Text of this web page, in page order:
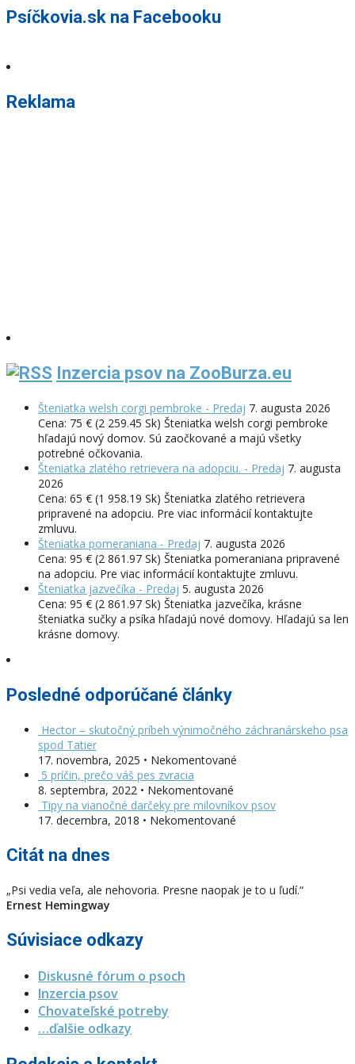
Psíčkovia.sk na Facebooku
Reklama
Inzercia psov na ZooBurza.eu
Šteniatka welsh corgi pembroke - Predaj 7. augusta 2026
Cena: 75 € (2 259.45 Sk) Šteniatka welsh corgi pembroke
hľadajú nový domov. Sú zaočkované a majú všetky
potrebné očkovania.
Šteniatka zlatého retrievera na adopciu. - Predaj 7. augusta
2026
Cena: 65 € (1 958.19 Sk) Šteniatka zlatého retrievera
pripravené na adopciu. Pre viac informácií kontaktujte
zmluvu.
Šteniatka pomeraniana - Predaj 7. augusta 2026
Cena: 95 € (2 861.97 Sk) Šteniatka pomeraniana pripravené
na adopciu. Pre viac informácií kontaktujte zmluvu.
Šteniatka jazvečíka - Predaj 5. augusta 2026
Cena: 95 € (2 861.97 Sk) Šteniatka jazvečíka, krásne
šteniatka sučky a psíka hľadajú nové domovy. Hľadajú sa len
krásne domovy.
Posledné odporúčané články
Hector – skutočný príbeh výnimočného záchranárskeho psa
spod Tatier
17. novembra, 2025 • Nekomentované
5 príčin, prečo váš pes zvracia
8. septembra, 2022 • Nekomentované
Tipy na vianočné darčeky pre milovníkov psov
17. decembra, 2018 • Nekomentované
Citát na dnes
„Psi vedia veľa, ale nehovoria. Presne naopak je to u ľudí.“
Ernest Hemingway
Súvisiace odkazy
Diskusné fórum o psoch
Inzercia psov
Chovateľské potreby
…ďalšie odkazy